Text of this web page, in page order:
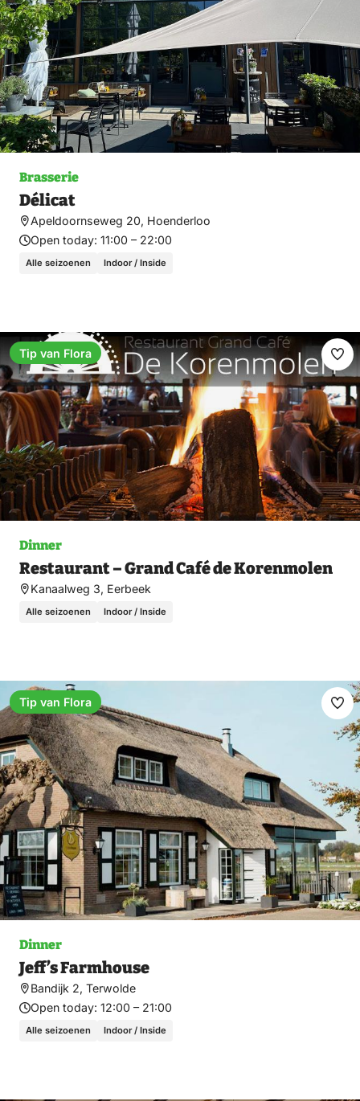
Brasserie
Délicat
Apeldoornseweg 20, Hoenderloo
Open today: 11:00 – 22:00
Alle seizoenen Indoor / Inside
Dinner
Restaurant – Grand Café de Korenmolen
Kanaalweg 3, Eerbeek
Alle seizoenen Indoor / Inside
Tip van Flora
Dinner
Jeff’s Farmhouse
Bandijk 2, Terwolde
Open today: 12:00 – 21:00
Alle seizoenen Indoor / Inside
Tip van Flora